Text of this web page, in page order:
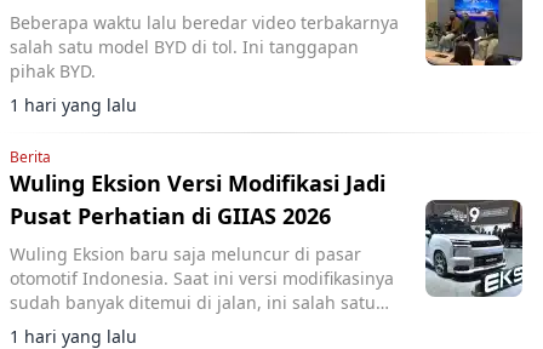
Beberapa waktu lalu beredar video terbakarnya
salah satu model BYD di tol. Ini tanggapan
pihak BYD.
1 hari yang lalu
Berita
Wuling Eksion Versi Modifikasi Jadi
Pusat Perhatian di GIIAS 2026
Wuling Eksion baru saja meluncur di pasar
otomotif Indonesia. Saat ini versi modifikasinya
sudah banyak ditemui di jalan, ini salah satu
referensinya.
1 hari yang lalu